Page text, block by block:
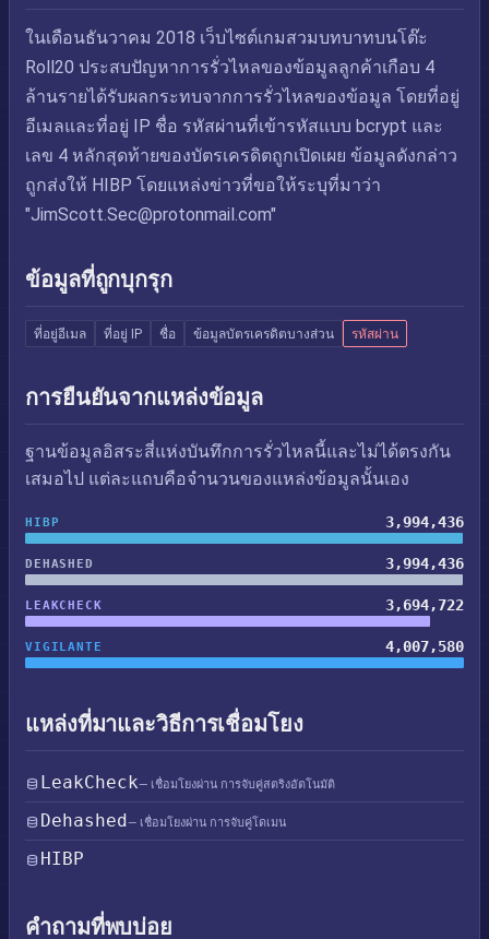
ในเดือนธันวาคม 2018 เว็บไซต์เกมสวมบทบาทบนโต๊ะ
Roll20 ประสบปัญหาการรั่วไหลของข้อมูลลูกค้าเกือบ 4
ล้านรายได้รับผลกระทบจากการรั่วไหลของข้อมูล โดยที่อยู่
อีเมลและที่อยู่ IP ชื่อ รหัสผ่านที่เข้ารหัสแบบ bcrypt และ
เลข 4 หลักสุดท้ายของบัตรเครดิตถูกเปิดเผย ข้อมูลดังกล่าว
ถูกส่งให้ HIBP โดยแหล่งข่าวที่ขอให้ระบุที่มาว่า
"JimScott.Sec@protonmail.com"
ข้อมูลที่ถูกบุกรุก
ที่อยู่อีเมล ที่อยู่ IP ชื่อ ข้อมูลบัตรเครดิตบางส่วน รหัสผ่าน
การยืนยันจากแหล่งข้อมูล
ฐานข้อมูลอิสระสี่แห่งบันทึกการรั่วไหลนี้และไม่ได้ตรงกัน
เสมอไป แต่ละแถบคือจำนวนของแหล่งข้อมูลนั้นเอง
HIBP 3,994,436
DEHASHED 3,994,436
LEAKCHECK 3,694,722
VIGILANTE 4,007,580
แหล่งที่มาและวิธีการเชื่อมโยง
LeakCheck— เชื่อมโยงผ่าน การจับคู่สตริงอัตโนมัติ
Dehashed— เชื่อมโยงผ่าน การจับคู่โดเมน
HIBP
คำถามที่พบบ่อย